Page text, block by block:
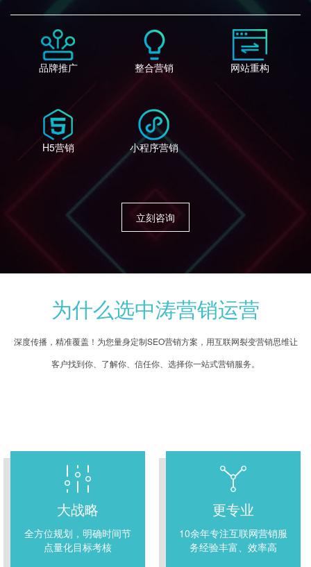
品牌推广 整合营销 网站重构
H5营销 小程序营销
立刻咨询
为什么选中涛营销运营
深度传播，精准覆盖！为您量身定制SEO营销方案，用互联网裂变营销思维让
客户找到你、了解你、信任你、选择你一站式营销服务。
大战略
全方位规划，明确时间节
点量化目标考核
更专业
10余年专注互联网营销服
务经验丰富、效率高